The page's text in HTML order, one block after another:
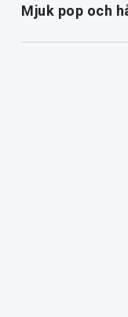
Mjuk pop och